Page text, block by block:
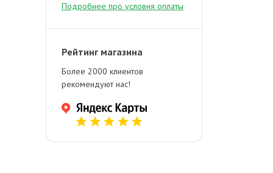
Подробнее про условия оплаты
Рейтинг магазина
Более 2000 клиентов
рекомендуют нас!